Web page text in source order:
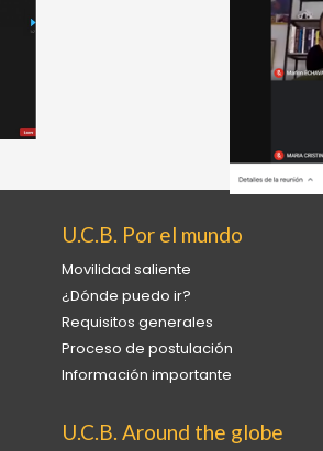
U.C.B. Por el mundo
Movilidad saliente
¿Dónde puedo ir?
Requisitos generales
Proceso de postulación
Información importante
U.C.B. Around the globe